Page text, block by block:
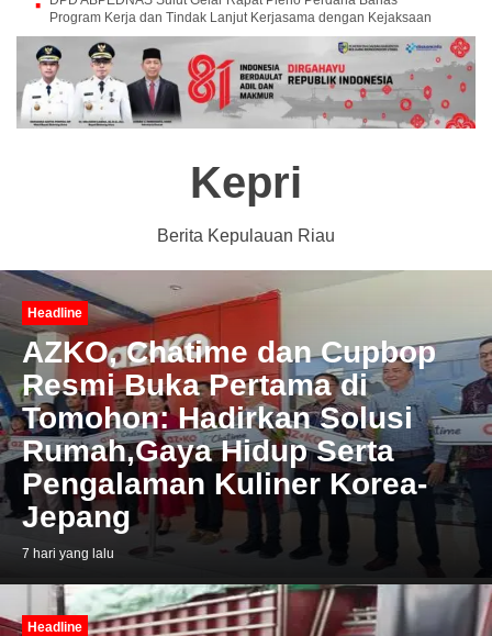
Program Kerja dan Tindak Lanjut Kerjasama dengan Kejaksaan
Kepri
Berita Kepulauan Riau
Headline
AZKO, Chatime dan Cupbop
Resmi Buka Pertama di
Tomohon: Hadirkan Solusi
Rumah,Gaya Hidup Serta
Pengalaman Kuliner Korea-
Jepang
7 hari yang lalu
Headline